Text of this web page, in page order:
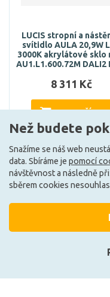
LUCIS stropní a
svítidlo AULA 20,9W
3000K akrylátové sklo
AU1.L1.600.72M DALI2
8 311 Kč
DO KOŠÍKU
Může být u Vás 4. 9.
Ze
Než budete
Snažíme se náš web
data. Sbíráme je pomocí
návštěvnost a následně
sběrem cookies